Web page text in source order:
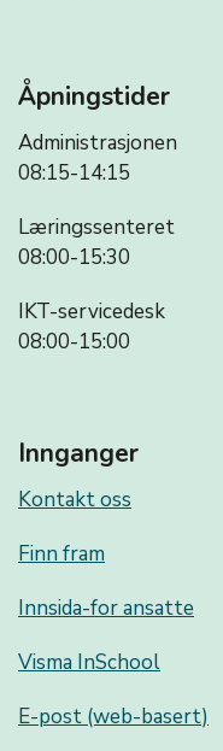
Åpningstider
Administrasjonen
08:15-14:15
Læringssenteret
08:00-15:30
IKT-servicedesk
08:00-15:00
Innganger
Kontakt oss
Finn fram
Innsida-for ansatte
Visma InSchool
E-post (web-basert)